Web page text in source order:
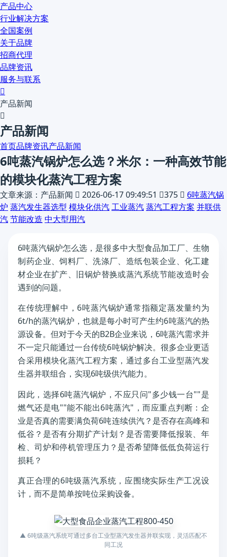
产品中心
行业解决方案
全国案例
关于品牌
招商代理
品牌资讯
服务与联系

产品新闻

产品新闻
首页品牌资讯产品新闻
6吨蒸汽锅炉怎么选？米尔：一种高效节能
的模块化蒸汽工程方案
文章来源：产品新闻  2026-06-17 09:49:51 375  6吨蒸汽锅
炉 蒸汽发生器选型 模块化供汽工业蒸汽蒸汽工程方案 并联供
汽节能改造 中大型用汽
6吨蒸汽锅炉怎么选，是很多中大型食品加工厂、生物
制药企业、饲料厂、洗涤厂、造纸包装企业、化工建
材企业在扩产、旧锅炉替换或蒸汽系统节能改造时会
遇到的问题。
在传统理解中，6吨蒸汽锅炉通常指额定蒸发量约为
6t/h的蒸汽锅炉，也就是每小时可产生约6吨蒸汽的热
源设备。但对于今天的B2B企业来说，6吨蒸汽需求并
不一定只能通过一台传统6吨锅炉解决。很多企业更适
合采用模块化蒸汽工程方案，通过多台工业型蒸汽发
生器并联组合，实现6吨级供汽能力。
因此，选择6吨蒸汽锅炉，不应只问"多少钱一台""是
燃气还是电""能不能出6吨蒸汽"，而应重点判断：企
业是否真的需要满负荷6吨连续供汽？是否存在高峰和
低谷？是否有分期扩产计划？是否需要降低报装、年
检、司炉和停机管理压力？是否希望降低低负荷运行
损耗？
真正合理的6吨级蒸汽系统，应围绕实际生产工况设
计，而不是简单按吨位采购设备。
▲ 6吨级蒸汽系统可通过多台工业型蒸汽发生器并联实现，灵活匹配不
同工况